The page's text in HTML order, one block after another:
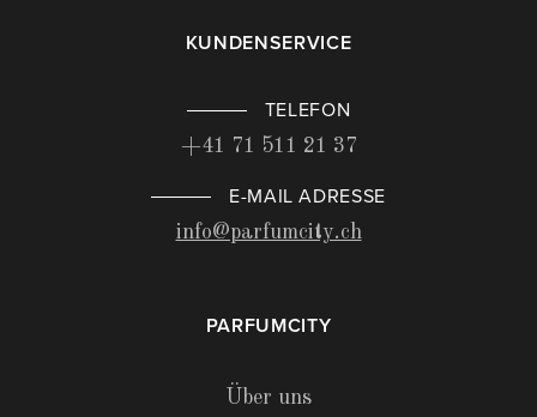
KUNDENSERVICE
TELEFON
+41 71 511 21 37
E-MAIL ADRESSE
info@parfumcity.ch
PARFUMCITY
Über uns